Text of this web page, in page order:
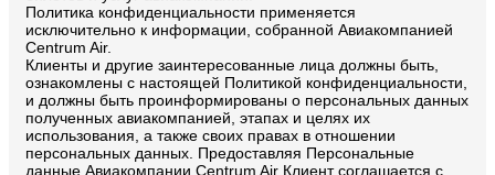
Политика конфиденциальности применяется
исключительно к информации, собранной Авиакомпанией
Centrum Air.
Клиенты и другие заинтересованные лица должны быть,
ознакомлены с настоящей Политикой конфиденциальности,
и должны быть проинформированы о персональных данных
полученных авиакомпанией, этапах и целях их
использования, а также своих правах в отношении
персональных данных. Предоставляя Персональные
данные Авиакомпании Centrum Air Клиент соглашается с